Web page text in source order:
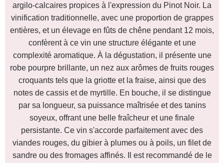
argilo-calcaires propices à l'expression du Pinot Noir. La
vinification traditionnelle, avec une proportion de grappes
entières, et un élevage en fûts de chêne pendant 12 mois,
confèrent à ce vin une structure élégante et une
complexité aromatique. À la dégustation, il présente une
robe pourpre brillante, un nez aux arômes de fruits rouges
croquants tels que la griotte et la fraise, ainsi que des
notes de cassis et de myrtille. En bouche, il se distingue
par sa longueur, sa puissance maîtrisée et des tanins
soyeux, offrant une belle fraîcheur et une finale
persistante. Ce vin s'accorde parfaitement avec des
viandes rouges, du gibier à plumes ou à poils, un filet de
sandre ou des fromages affinés. Il est recommandé de le